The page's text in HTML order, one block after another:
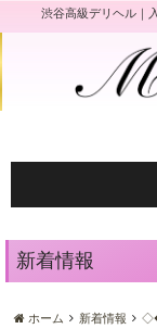
渋谷高級デリヘル｜
新着情報
ホーム 新着情報